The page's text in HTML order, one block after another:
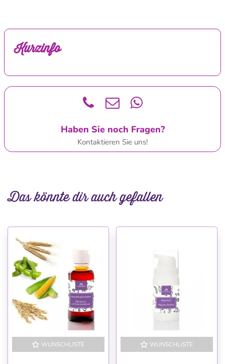
Kurzinfo
Haben Sie noch Fragen?
Kontaktieren Sie uns!
Das könnte dir auch gefallen
WUNSCHLISTE WUNSCHLISTE